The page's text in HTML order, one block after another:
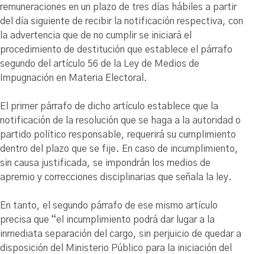
remuneraciones en un plazo de tres días hábiles a partir
del día siguiente de recibir la notificación respectiva, con
la advertencia que de no cumplir se iniciará el
procedimiento de destitución que establece el párrafo
segundo del artículo 56 de la Ley de Medios de
Impugnación en Materia Electoral.
El primer párrafo de dicho artículo establece que la
notificación de la resolución que se haga a la autoridad o
partido político responsable, requerirá su cumplimiento
dentro del plazo que se fije. En caso de incumplimiento,
sin causa justificada, se impondrán los medios de
apremio y correcciones disciplinarias que señala la ley.
En tanto, el segundo párrafo de ese mismo artículo
precisa que “el incumplimiento podrá dar lugar a la
inmediata separación del cargo, sin perjuicio de quedar a
disposición del Ministerio Público para la iniciación del